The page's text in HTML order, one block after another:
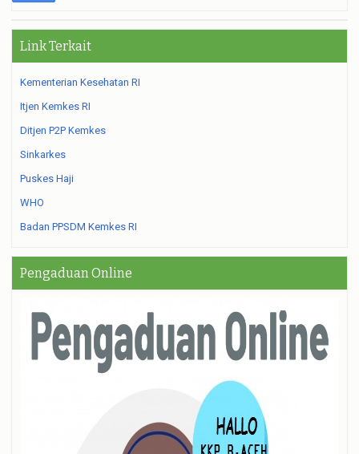
Link Terkait
Kementerian Kesehatan RI
Itjen Kemkes RI
Ditjen P2P Kemkes
Sinkarkes
Puskes Haji
WHO
Badan PPSDM Kemkes RI
Pengaduan Online